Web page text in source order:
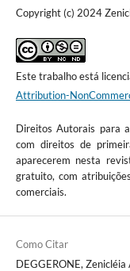
Copyright (c) 2024
Este trabalho está
Attribution-
Direitos Autorais para
com direitos de
aparecerem nesta
gratuito, com
comerciais.
Como Citar
DEGGERONE,